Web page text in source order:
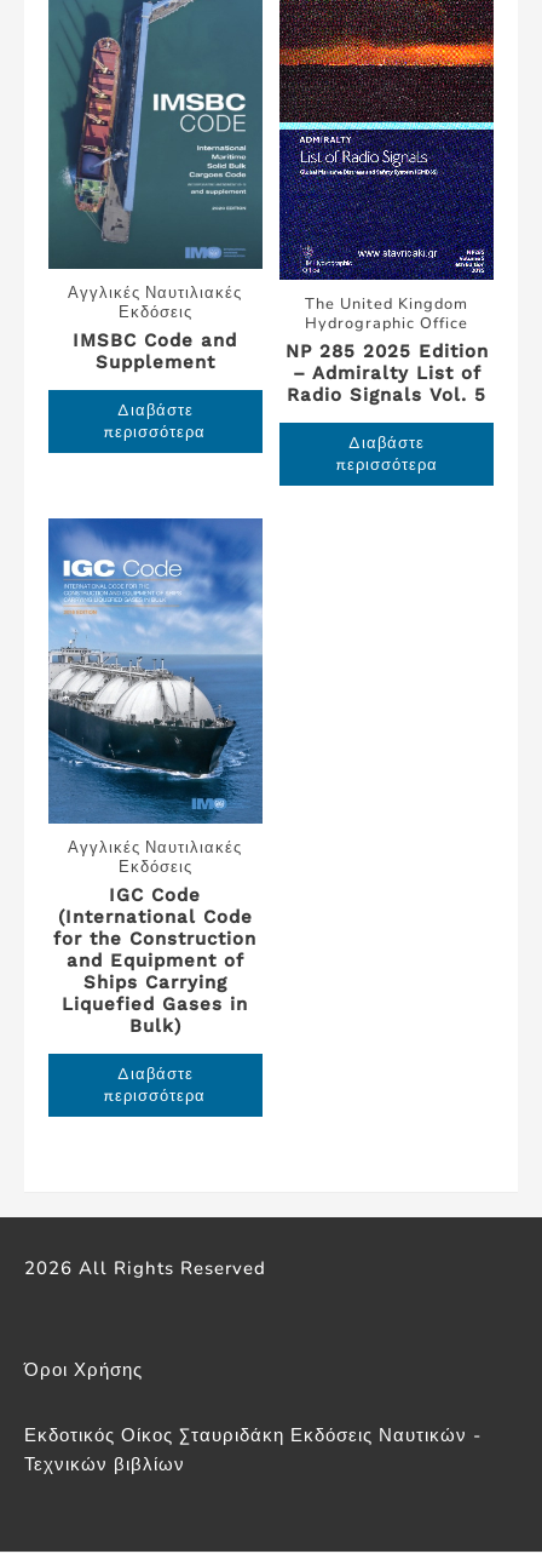
Αγγλικές Ναυτιλιακές
Εκδόσεις
IMSBC Code and
Supplement
Διαβάστε
περισσότερα
The United Kingdom
Hydrographic Office
NP 285 2025 Edition
– Admiralty List of
Radio Signals Vol. 5
Διαβάστε
περισσότερα
Αγγλικές Ναυτιλιακές
Εκδόσεις
IGC Code
(International Code
for the Construction
and Equipment of
Ships Carrying
Liquefied Gases in
Bulk)
Διαβάστε
περισσότερα
2026 All Rights Reserved
Όροι Χρήσης
Εκδοτικός Οίκος Σταυριδάκη Εκδόσεις Ναυτικών -
Τεχνικών βιβλίων